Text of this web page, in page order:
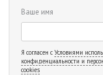
Ваше имя
Я согласен с Условиями
конфиденциальности и
cookies